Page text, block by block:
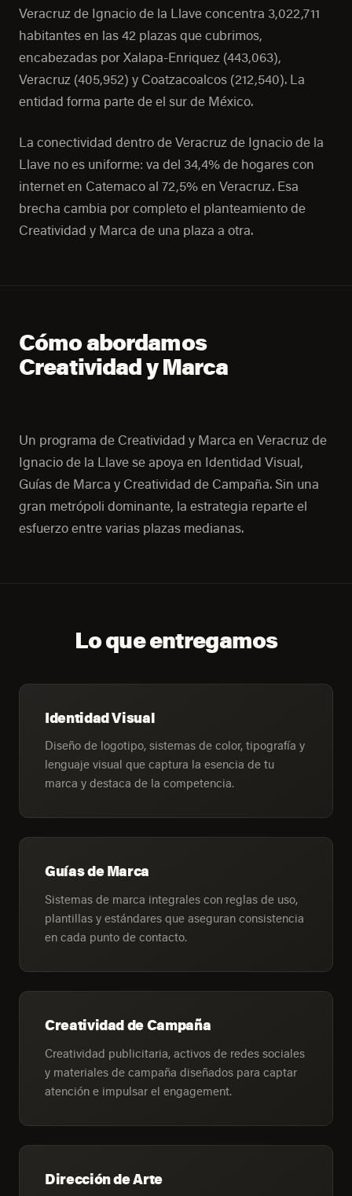
Veracruz de Ignacio de la Llave concentra 3,022,711
habitantes en las 42 plazas que cubrimos,
encabezadas por Xalapa-Enriquez (443,063),
Veracruz (405,952) y Coatzacoalcos (212,540). La
entidad forma parte de el sur de México.
La conectividad dentro de Veracruz de Ignacio de la
Llave no es uniforme: va del 34,4% de hogares con
internet en Catemaco al 72,5% en Veracruz. Esa
brecha cambia por completo el planteamiento de
Creatividad y Marca de una plaza a otra.
Cómo abordamos
Creatividad y Marca
Un programa de Creatividad y Marca en Veracruz de
Ignacio de la Llave se apoya en Identidad Visual,
Guías de Marca y Creatividad de Campaña. Sin una
gran metrópoli dominante, la estrategia reparte el
esfuerzo entre varias plazas medianas.
Lo que entregamos
Identidad Visual
Diseño de logotipo, sistemas de color, tipografía y
lenguaje visual que captura la esencia de tu
marca y destaca de la competencia.
Guías de Marca
Sistemas de marca integrales con reglas de uso,
plantillas y estándares que aseguran consistencia
en cada punto de contacto.
Creatividad de Campaña
Creatividad publicitaria, activos de redes sociales
y materiales de campaña diseñados para captar
atención e impulsar el engagement.
Dirección de Arte